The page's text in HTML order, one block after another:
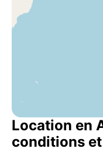
Location en
conditions